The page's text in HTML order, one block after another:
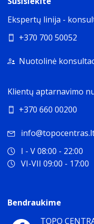
Ekspertų linija -
+370 700 50052
Nuotolinė
Klientų aptarnavimo
+370 660 00200
I - V 08:00 - 22:00
VI-VII 09:00 - 17:00
Bendraukime
TOPO